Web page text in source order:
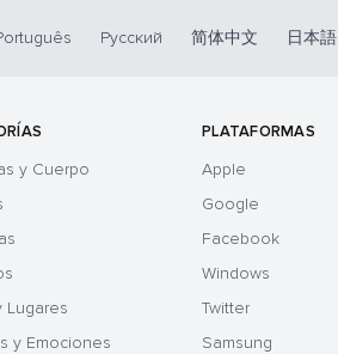
Русский 简体中文 日本語
y Cuerpo
Lugares
y Emociones
PLATAFORMAS
Apple
Google
Facebook
Windows
Twitter
Samsung